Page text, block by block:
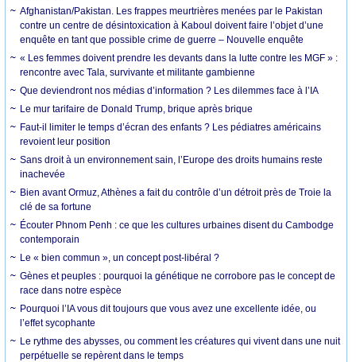
Afghanistan/Pakistan. Les frappes meurtrières menées par le Pakistan
contre un centre de désintoxication à Kaboul doivent faire l’objet d’une
enquête en tant que possible crime de guerre – Nouvelle enquête
« Les femmes doivent prendre les devants dans la lutte contre les MGF » :
rencontre avec Tala, survivante et militante gambienne
Que deviendront nos médias d’information ? Les dilemmes face à l’IA
Le mur tarifaire de Donald Trump, brique après brique
Faut-il limiter le temps d’écran des enfants ? Les pédiatres américains
revoient leur position
Sans droit à un environnement sain, l’Europe des droits humains reste
inachevée
Bien avant Ormuz, Athènes a fait du contrôle d’un détroit près de Troie la
clé de sa fortune
Écouter Phnom Penh : ce que les cultures urbaines disent du Cambodge
contemporain
Le « bien commun », un concept post-libéral ?
Gènes et peuples : pourquoi la génétique ne corrobore pas le concept de
race dans notre espèce
Pourquoi l’IA vous dit toujours que vous avez une excellente idée, ou
l’effet sycophante
Le rythme des abysses, ou comment les créatures qui vivent dans une nuit
perpétuelle se repèrent dans le temps